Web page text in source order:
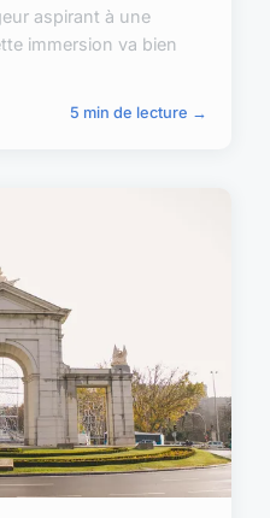
aspirant à une
immersion va bien
5 min de lecture →